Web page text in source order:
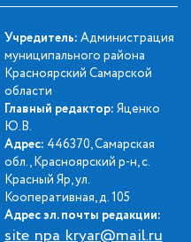
Учредитель: Администрация
муниципального района
Красноярский Самарской
области
Главный редактор: Яценко
Ю.В.
Адрес: 446370, Самарская
обл., Красноярский р-н, с.
Красный Яр, ул.
Кооперативная, д. 105
Адрес эл. почты редакции:
site_npa_kryar@mail.ru